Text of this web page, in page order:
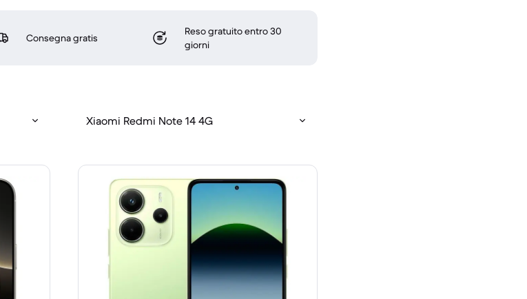
Consegna gratis
Reso gratuito entro 30
giorni
Xiaomi Redmi Note 14 4G